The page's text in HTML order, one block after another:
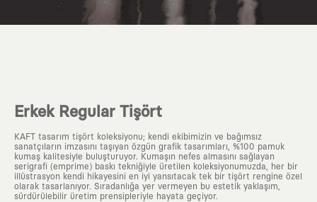
Erkek Regular Tişört
KAFT tasarım tişört koleksiyonu; kendi ekibimizin ve bağımsız
sanatçıların imzasını taşıyan özgün grafik tasarımları, %100 pamuk
kumaş kalitesiyle buluşturuyor. Kumaşın nefes almasını sağlayan
serigrafi (emprime) baskı tekniğiyle üretilen koleksiyonumuzda, her bir
illüstrasyon kendi hikayesini en iyi yansıtacak tek bir tişört rengine özel
olarak tasarlanıyor. Sıradanlığa yer vermeyen bu estetik yaklaşım,
sürdürülebilir üretim prensipleriyle hayata geçiyor.